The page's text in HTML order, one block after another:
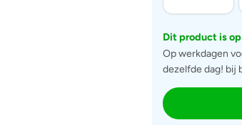
Dit product is
Op werkdagen
dezelfde dag! bij